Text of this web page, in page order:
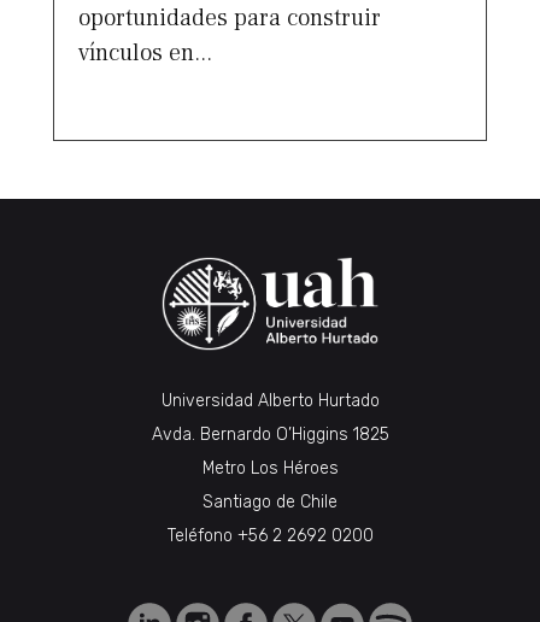
oportunidades para construir
vínculos en...
Universidad Alberto Hurtado
Avda. Bernardo O’Higgins 1825
Metro Los Héroes
Santiago de Chile
Teléfono +56 2 2692 0200